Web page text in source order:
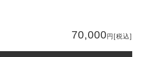
70,000 円 [税込]